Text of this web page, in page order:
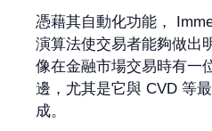
憑藉其自動化功能，
演算法使交易者能夠做出
像在金融市場交易時有一
邊，尤其是它與 CVD 等
成。